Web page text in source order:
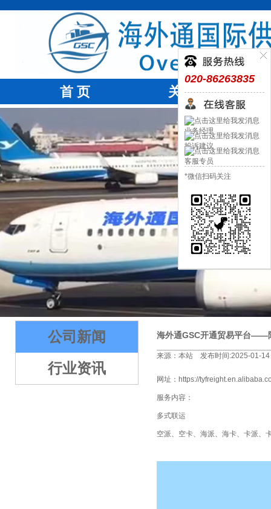
020-86263835
业务经理
投诉建议
客服专员
*微信扫码关注
首 页 关于我们
2 3
公司新闻
行业资讯
海外通GSC开通贸易平台——
来源：本站 发布时间:2025-01-
网址： https://
服务内容：
多式联运
空派、空卡、海派、海卡、卡派、